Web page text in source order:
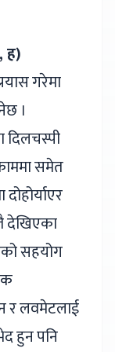
ह)
गरेमा
।
दिलचस्पी
समेत
देखिएका
सहयोग
र लवमेटलाई
हुन पनि